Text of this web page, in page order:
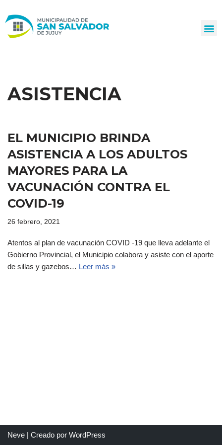
al
ASISTENCIA
EL MUNICIPIO BRINDA
ASISTENCIA A LOS ADULTOS
MAYORES PARA LA
VACUNACIÓN CONTRA EL
COVID-19
26 febrero, 2021
Atentos al plan de vacunación COVID -19 que lleva adelante el
Gobierno Provincial, el Municipio colabora y asiste con el aporte
de sillas y gazebos… Leer más »
Neve | Creado por WordPress